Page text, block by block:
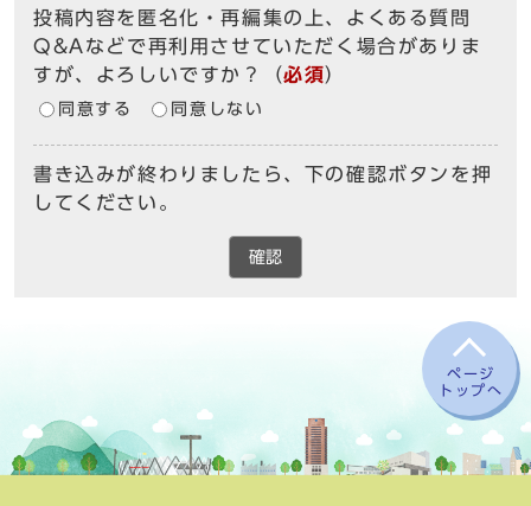
投稿内容を匿名化・再編集の上、よくある質問
Q&Aなどで再利用させていただく場合がありま
すが、よろしいですか？
（必須）
同意する 同意しない
書き込みが終わりましたら、下の確認ボタンを押
してください。
確認
ページ
トップへ